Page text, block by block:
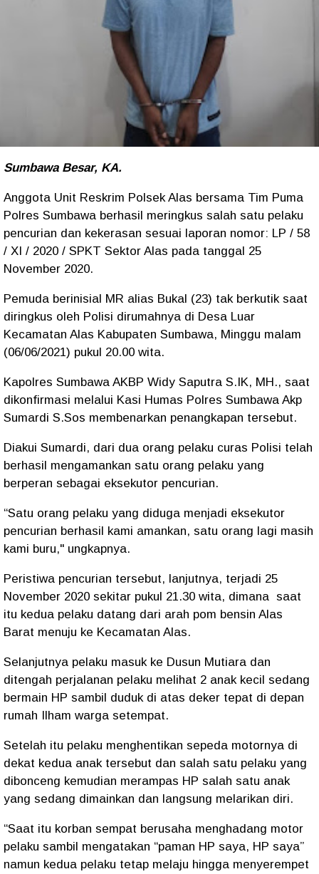
Sumbawa Besar, KA.
Anggota Unit Reskrim Polsek Alas bersama Tim Puma
Polres Sumbawa berhasil meringkus salah satu pelaku
pencurian dan kekerasan sesuai laporan nomor: LP / 58
/ XI / 2020 / SPKT Sektor Alas pada tanggal 25
November 2020.
Pemuda berinisial MR alias Bukal (23) tak berkutik saat
diringkus oleh Polisi dirumahnya di Desa Luar
Kecamatan Alas Kabupaten Sumbawa, Minggu malam
(06/06/2021) pukul 20.00 wita.
Kapolres Sumbawa AKBP Widy Saputra S.IK, MH., saat
dikonfirmasi melalui Kasi Humas Polres Sumbawa Akp
Sumardi S.Sos membenarkan penangkapan tersebut.
Diakui Sumardi, dari dua orang pelaku curas Polisi telah
berhasil mengamankan satu orang pelaku yang
berperan sebagai eksekutor pencurian.
“Satu orang pelaku yang diduga menjadi eksekutor
pencurian berhasil kami amankan, satu orang lagi masih
kami buru," ungkapnya.
Peristiwa pencurian tersebut, lanjutnya, terjadi 25
November 2020 sekitar pukul 21.30 wita, dimana saat
itu kedua pelaku datang dari arah pom bensin Alas
Barat menuju ke Kecamatan Alas.
Selanjutnya pelaku masuk ke Dusun Mutiara dan
ditengah perjalanan pelaku melihat 2 anak kecil sedang
bermain HP sambil duduk di atas deker tepat di depan
rumah Ilham warga setempat.
Setelah itu pelaku menghentikan sepeda motornya di
dekat kedua anak tersebut dan salah satu pelaku yang
dibonceng kemudian merampas HP salah satu anak
yang sedang dimainkan dan langsung melarikan diri.
“Saat itu korban sempat berusaha menghadang motor
pelaku sambil mengatakan “paman HP saya, HP saya”
namun kedua pelaku tetap melaju hingga menyerempet